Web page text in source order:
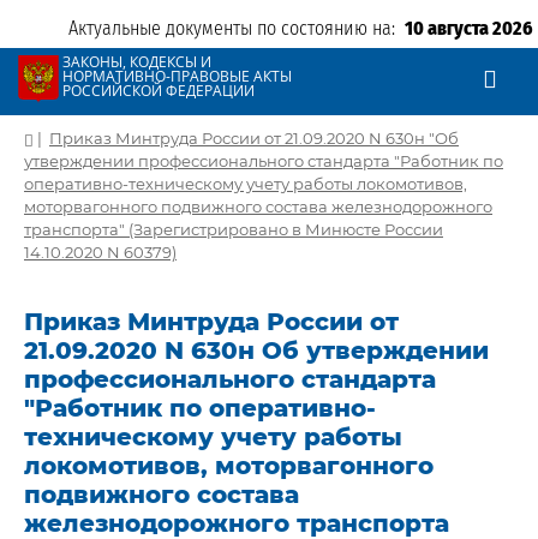
Актуальные документы по состоянию на: 10 августа 2026
ЗАКОНЫ, КОДЕКСЫ И
НОРМАТИВНО-ПРАВОВЫЕ АКТЫ
РОССИЙСКОЙ ФЕДЕРАЦИИ
| Приказ Минтруда России от 21.09.2020 N 630н "Об
утверждении профессионального стандарта "Работник по
оперативно-техническому учету работы локомотивов,
моторвагонного подвижного состава железнодорожного
транспорта" (Зарегистрировано в Минюсте России
14.10.2020 N 60379)
Приказ Минтруда России от
21.09.2020 N 630н Об утверждении
профессионального стандарта
"Работник по оперативно-
техническому учету работы
локомотивов, моторвагонного
подвижного состава
железнодорожного транспорта